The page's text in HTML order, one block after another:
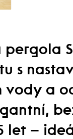
s
vody a
let –